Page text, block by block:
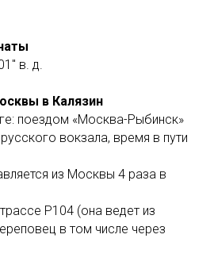
в. д.
в Калязин
поездом «Москва-Рыбинск»
вокзала, время в пути
из Москвы 4 раза в
Р104 (она ведет из
в том числе через